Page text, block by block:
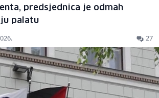
predsjednica je odmah
palatu
27